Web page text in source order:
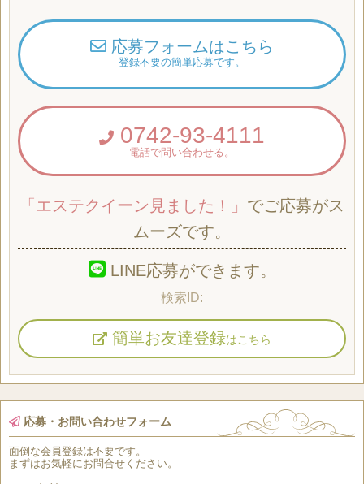
応募フォームはこちら
登録不要の簡単応募です。
0742-93-4111
電話で問い合わせる。
「エステクイーン見ました！」 でご応募がス
ムーズです。
LINE応募ができます。
簡単お友達登録はこちら
応募・お問い合わせフォーム
面倒な会員登録は不要です。
まずはお気軽にお問合せください。